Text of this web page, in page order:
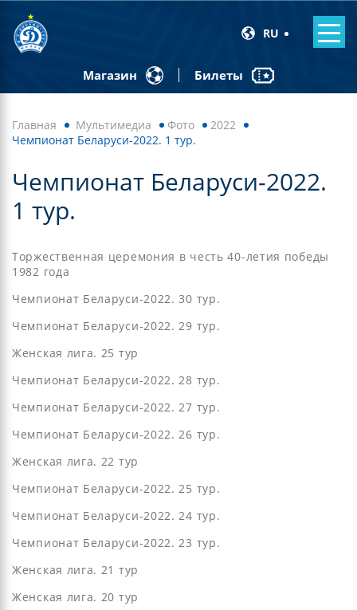
RU
Магазин Билеты
Главная Мультимедиа Фото
2022
Чемпионат Беларуси-2022. 1 тур.
Чемпионат Беларуси-2022.
1 тур.
Торжественная церемония в честь 40-летия победы
1982 года
Чемпионат Беларуси-2022. 30 тур.
Чемпионат Беларуси-2022. 29 тур.
Женская лига. 25 тур
Чемпионат Беларуси-2022. 28 тур.
Чемпионат Беларуси-2022. 27 тур.
Чемпионат Беларуси-2022. 26 тур.
Женская лига. 22 тур
Чемпионат Беларуси-2022. 25 тур.
Чемпионат Беларуси-2022. 24 тур.
Чемпионат Беларуси-2022. 23 тур.
Женская лига. 21 тур
Женская лига. 20 тур